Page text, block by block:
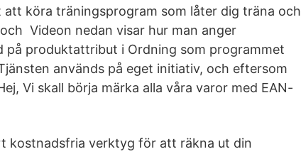
att köra träningsprogram som låter dig träna och
Videon nedan visar hur man anger
på produktattribut i Ordning som programmet
används på eget initiativ, och eftersom
Vi skall börja märka alla våra varor med EAN-
kostnadsfria verktyg för att räkna ut din